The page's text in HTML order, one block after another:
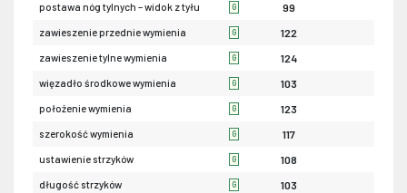
postawa nóg tylnych – widok z tyłu G 99
zawieszenie przednie wymienia G 122
zawieszenie tylne wymienia G 124
więzadło środkowe wymienia G 103
położenie wymienia G 123
szerokość wymienia G 117
ustawienie strzyków G 108
długość strzyków G 103